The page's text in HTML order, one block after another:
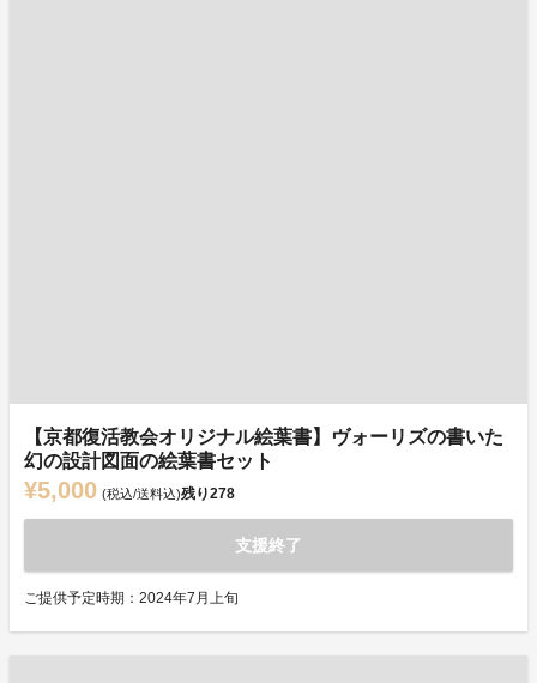
【京都復活教会オリジナル絵葉書】ヴォーリズの書いた
幻の設計図面の絵葉書セット
¥5,000 (税込/送料込)残り278
支援終了
ご提供予定時期：2024年7月上旬